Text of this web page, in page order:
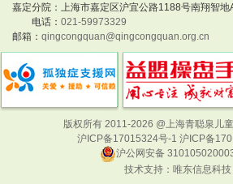
嘉定分院：上海市嘉定区沪宜公路1188号南翔智地
电话： 021-59973329
邮箱： qingcongquan@qingcongquan.org.cn
版权所有 2011-2026 @上海青聪泉儿
沪ICP备17015324号-1 沪ICP备
沪公网安备
技术支持： 唯东信息科技